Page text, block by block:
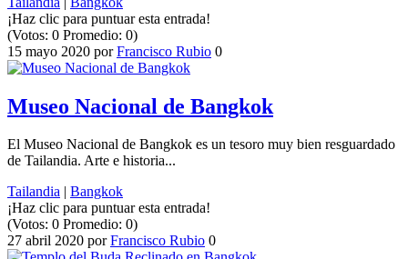
¡Haz clic para puntuar esta entrada!
(Votos: 0 Promedio: 0)
15 mayo 2020 porFrancisco Rubio 0
Museo Nacional de Bangkok
El Museo Nacional de Bangkok es un tesoro muy bien resguardado
de Tailandia. Arte e historia...
Tailandia | Bangkok
¡Haz clic para puntuar esta entrada!
(Votos: 0 Promedio: 0)
27 abril 2020 porFrancisco Rubio 0